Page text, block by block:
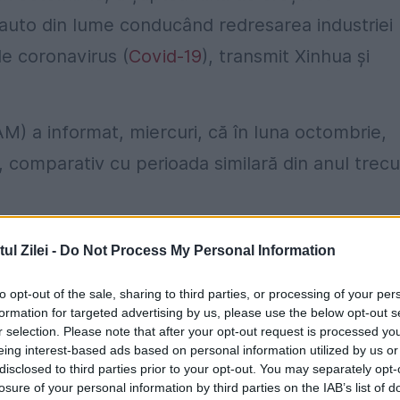
Zilei - Do Not Process My Personal Information
opt-out of the sale, sharing to third parties, or processing of your
for targeted advertising by us, please use the below opt-out
selection. Please note that after your opt-out request is processed
interest-based ads based on personal information utilized by us
to third parties prior to your opt-out. You may separately
of your personal information by third parties on the IAB’s list of
din lume conducând redresarea industriei
coronavirus (Covid-19), transmit Xinhua şi
a informat, miercuri, că în luna octombrie,
cu perioada similară din anul
în septembrie. În primele zece luni din
milioane de vehicule.
Toyota şi Honda, au anunţat că se aşteaptă
pe piaţa chineză.
un avans de 4,9% în trimestrul trei